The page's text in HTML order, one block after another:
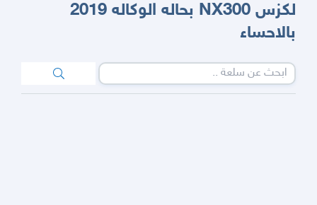
لكزس NX300 بحاله الوكاله 2019
بالاحساء